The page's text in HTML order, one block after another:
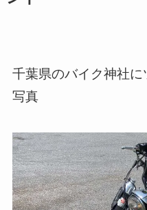
千葉県のバイク神社
写真